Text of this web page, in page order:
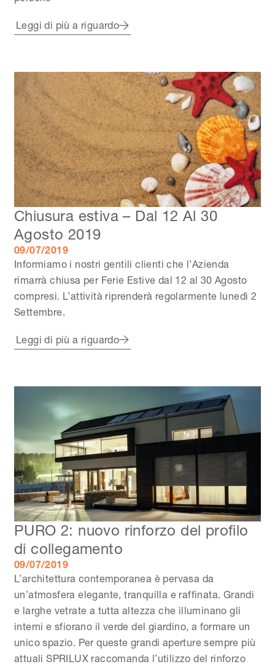
Leggi di più a riguardo
Chiusura estiva – Dal 12 Al 30
Agosto 2019
09/07/2019
Informiamo i nostri gentili clienti che l’Azienda
rimarrà chiusa per Ferie Estive dal 12 al 30 Agosto
compresi. L’attività riprenderà regolarmente lunedì 2
Settembre.
Leggi di più a riguardo
PURO 2: nuovo rinforzo del profilo
di collegamento
09/07/2019
L’architettura contemporanea è pervasa da
un’atmosfera elegante, tranquilla e raffinata. Grandi
e larghe vetrate a tutta altezza che illuminano gli
interni e sfiorano il verde del giardino, a formare un
unico spazio. Per queste grandi aperture sempre più
attuali SPRILUX raccomanda l’utilizzo del rinforzo